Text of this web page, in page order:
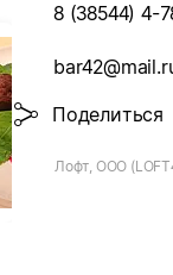
8 (38544) 4-
Поделиться
Лофт, ООО